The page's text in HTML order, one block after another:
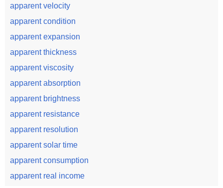
apparent velocity
apparent condition
apparent expansion
apparent thickness
apparent viscosity
apparent absorption
apparent brightness
apparent resistance
apparent resolution
apparent solar time
apparent consumption
apparent real income